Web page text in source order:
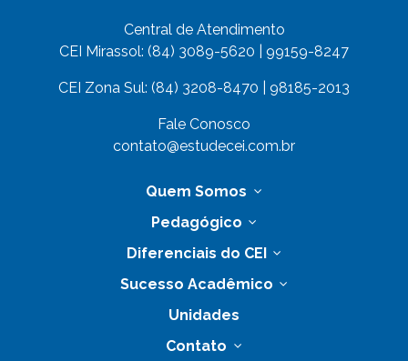
Central de Atendimento
CEI Mirassol: (84) 3089-5620 | 99159-8247
CEI Zona Sul: (84) 3208-8470 | 98185-2013
Fale Conosco
contato@estudecei.com.br
Quem Somos
Pedagógico
Diferenciais do CEI
Sucesso Acadêmico
Unidades
Contato